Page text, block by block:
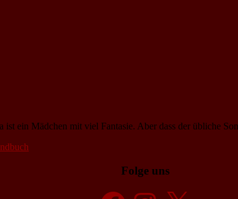
ein Mädchen mit viel Fantasie. Aber dass der übliche
Folge uns
FacebookInstagramX